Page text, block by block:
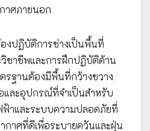
าศภายนอก
งปฏิบัติการช่างเป็นพื้นที่
ชาชีพและการฝึกปฏิบัติด้าน
รฐานต้องมีพื้นที่กว้างขวาง
และอุปกรณ์ที่จำเป็นสำหรับ
าและระบบความปลอดภัยที่
กาศที่ดีเพื่อระบายควันและฝุ่น